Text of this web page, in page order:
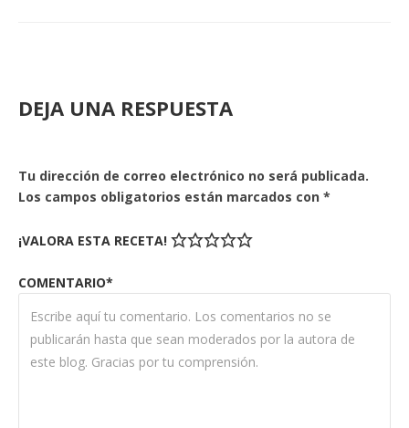
DEJA UNA RESPUESTA
Tu dirección de correo electrónico no será publicada.
Los campos obligatorios están marcados con *
¡VALORA ESTA RECETA!
COMENTARIO*